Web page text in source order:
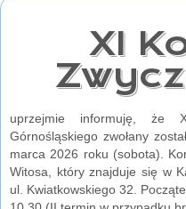
XI
uprzejmie informuję, że
Górnośląskiego zwołany
marca 2026 roku (sobota).
Witosa, który znajduje się w
ul. Kwiatkowskiego 32.